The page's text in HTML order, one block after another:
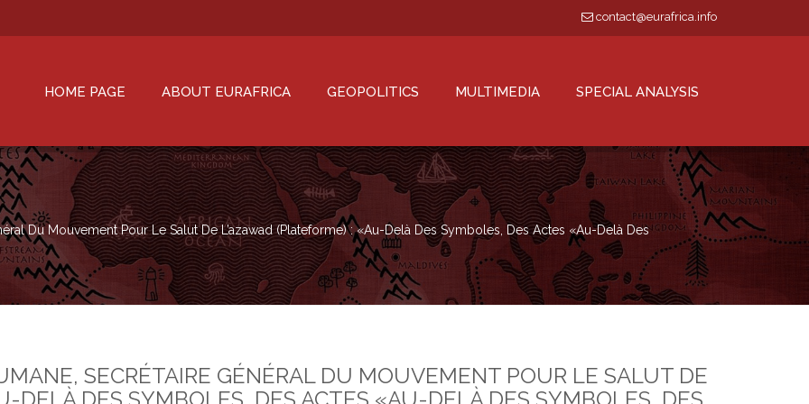
contact@eurafrica.info
HOME PAGE ABOUT EURAFRICA GEOPOLITICS MULTIMEDIA SPECIAL ANALYSIS
Du Mouvement Pour Le Salut De L’azawad (plateforme) : «Au-Delà Des Symboles, Des Actes «Au-Delà Des
SECRÉTAIRE GÉNÉRAL DU MOUVEMENT POUR LE SALUT DE